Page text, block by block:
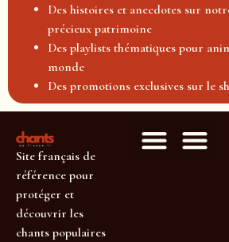
Des histoires et anecdotes sur
précieux patrimoine
Des playlists thématiques pour
monde
Des promotions exclusives sur le
Site français de
référence pour
protéger et
découvrir les
chants populaires